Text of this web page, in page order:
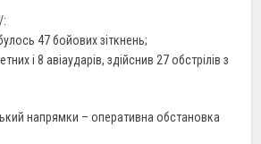
:
47 бойових зіткнень;
і 8 авіаударів, здійснив 27 обстрілів з
напрямки – оперативна обстановка